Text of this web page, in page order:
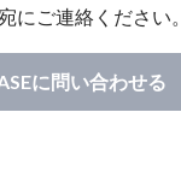
にご連絡ください。
に問い合わせる